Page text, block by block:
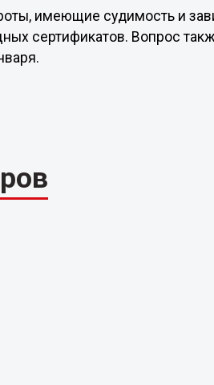
имеющие судимость и
сертификатов. Вопрос